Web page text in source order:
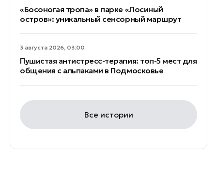
«Босоногая тропа» в парке «Лосиный
остров»: уникальный сенсорный маршрут
3 августа 2026, 03:00
Пушистая антистресс-терапия: топ-5 мест для
общения с альпаками в Подмосковье
Все истории